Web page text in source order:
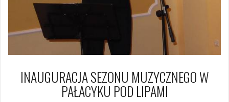
INAUGURACJA SEZONU MUZYCZNEGO W
PAŁACYKU POD LIPAMI